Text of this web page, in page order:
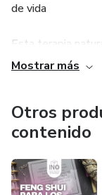
de vida
Esta terapia
hojas, tallos,
de la salud de
Mostrar más
Otros
contenido